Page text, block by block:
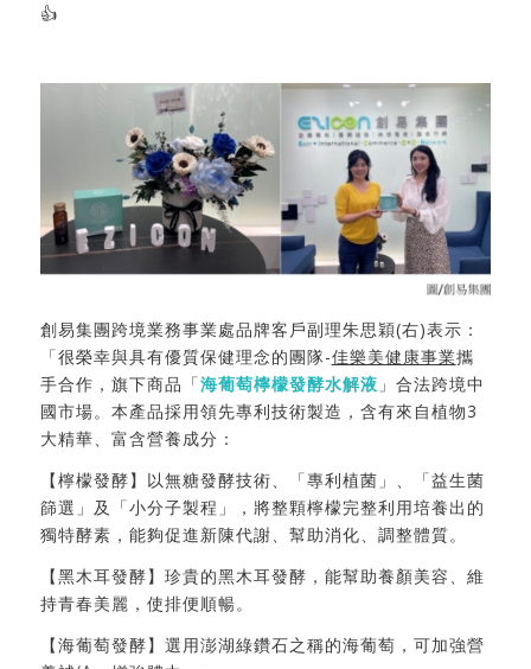
👍
創易集團跨境業務事業處品牌客戶副理朱思穎(右)表示：
「很榮幸與具有優質保健理念的團隊-佳樂美健康事業攜
手合作，旗下商品「海葡萄檸檬發酵水解液 」合法跨境中
國市場。本產品採用領先專利技術製造，含有來自植物3
大精華、富含營養成分：
【檸檬發酵】以無糖發酵技術、「專利植菌」、「益生菌
篩選」及「小分子製程」，將整顆檸檬完整利用培養出的
獨特酵素，能夠促進新陳代謝、幫助消化、調整體質。
【黑木耳發酵】珍貴的黑木耳發酵，能幫助養顏美容、維
持青春美麗，使排便順暢。
【海葡萄發酵】選用澎湖綠鑽石之稱的海葡萄，可加強營